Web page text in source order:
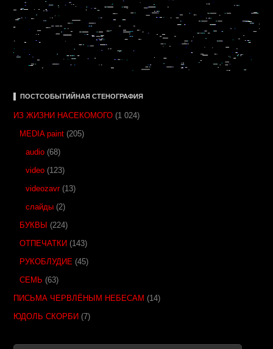
▌ ПОСТСОБЫТИЙНАЯ СТЕНОГРАФИЯ
ИЗ ЖИЗНИ НАСЕКОМОГО (1 024)
MEDIA paint (205)
audio (68)
video (123)
videozavr(13)
слайды (2)
БУКВЫ (224)
ОТПЕЧАТКИ (143)
РУКОБЛУДИЕ (45)
СЕМЬ (63)
ПИСЬМА ЧЕРВЛЁНЫМ НЕБЕСАМ (14)
ЮДОЛЬ СКОРБИ (7)